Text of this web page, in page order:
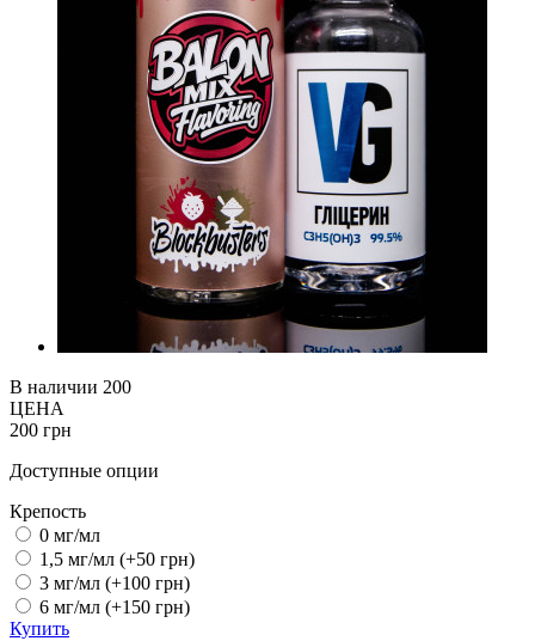
В наличии 200
ЦЕНА
200 грн
Доступные опции
Крепость
0 мг/мл
1,5 мг/мл (+50 грн)
3 мг/мл (+100 грн)
6 мг/мл (+150 грн)
Купить